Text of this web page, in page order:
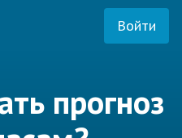
Войти
прогноз